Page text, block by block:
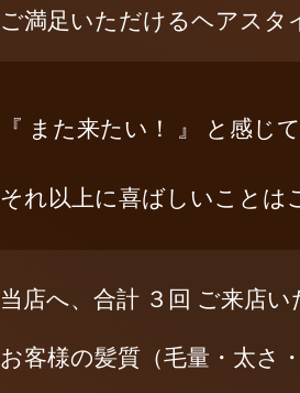
ご満足いただけるヘアスタ
『 また来たい！ 』 と感じ
それ以上に喜ばしいことは
当店へ、合計 ３回 ご来店
お客様の髪質（毛量・太さ